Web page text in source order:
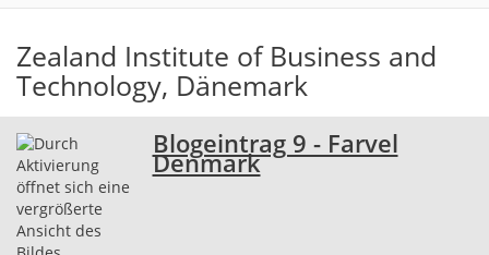
Zealand Institute of Business and
Technology, Dänemark
Blogeintrag 9 - Farvel
Denmark